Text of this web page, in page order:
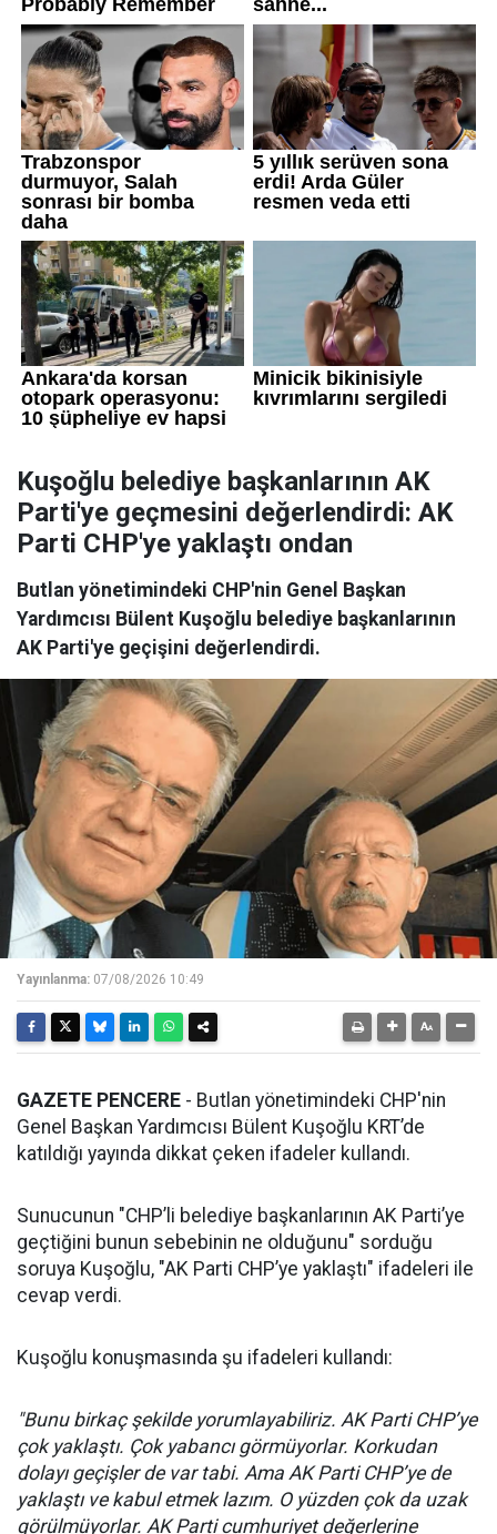
Kuşoğlu belediye başkanlarının AK
Parti'ye geçmesini değerlendirdi: AK
Parti CHP'ye yaklaştı ondan
Butlan yönetimindeki CHP'nin Genel Başkan
Yardımcısı Bülent Kuşoğlu belediye başkanlarının
AK Parti'ye geçişini değerlendirdi.
Yayınlanma: 07/08/2026 10:49
GAZETE PENCERE - Butlan yönetimindeki CHP'nin
Genel Başkan Yardımcısı Bülent Kuşoğlu KRT’de
katıldığı yayında dikkat çeken ifadeler kullandı.
Sunucunun "CHP’li belediye başkanlarının AK Parti’ye
geçtiğini bunun sebebinin ne olduğunu" sorduğu
soruya Kuşoğlu, "AK Parti CHP’ye yaklaştı" ifadeleri ile
cevap verdi.
Kuşoğlu konuşmasında şu ifadeleri kullandı:
"Bunu birkaç şekilde yorumlayabiliriz. AK Parti CHP’ye
çok yaklaştı. Çok yabancı görmüyorlar. Korkudan
dolayı geçişler de var tabi. Ama AK Parti CHP’ye de
yaklaştı ve kabul etmek lazım. O yüzden çok da uzak
görülmüyorlar. AK Parti cumhuriyet değerlerine